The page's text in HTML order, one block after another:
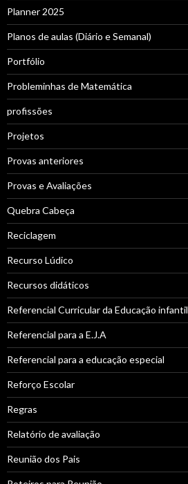
Planner 2025
Planos de aulas (Diário e Semanal)
Portfólio
Probleminhas de Matemática
profissões
Projetos
Provas anteriores
Provas e Avaliações
Quebra Cabeça
Reciclagem
Recurso Lúdico
Recursos didáticos
Referencial Curricular da Educação infantil
Referencial para a E.J.A
Referencial para a educação especial
Reforço Escolar
Regras
Relatório de avaliação
Reunião dos Pais